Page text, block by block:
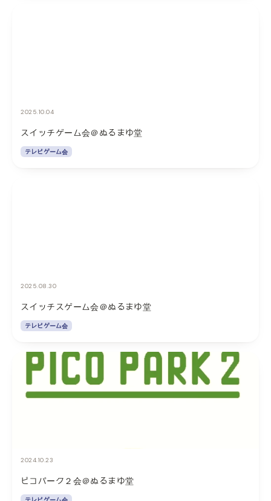
2025.10.04
スイッチゲーム会＠ぬるまゆ堂
テレビゲーム会
2025.08.30
スイッチスゲーム会＠ぬるまゆ堂
テレビゲーム会
2024.10.23
ピコパーク２会＠ぬるまゆ堂
テレビゲーム会